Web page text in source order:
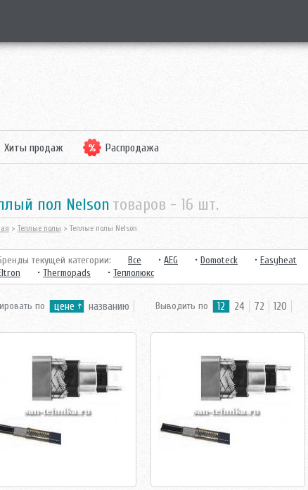
Хиты продаж Распродажа
пол Nelson товаров - 16 шт.
> Теплые полы > Теплые полы Nelson
текущей категории: Все • AEG • Domoteck • Easyheat
• Thermopads • Теплолюкс
по цене названию Выводить по 12 24 72 120